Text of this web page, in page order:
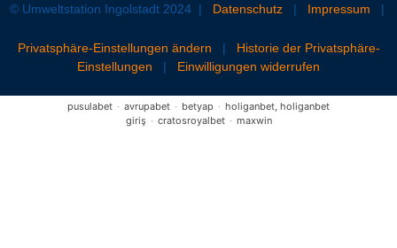
© Umweltstation Ingolstadt 2024| Datenschutz| Impressum |
Privatsphäre-Einstellungen ändern | Historie der Privatsphäre-
Einstellungen | Einwilligungen widerrufen
pusulabet · avrupabet · betyap · holiganbet, holiganbet
giriş · cratosroyalbet · maxwin